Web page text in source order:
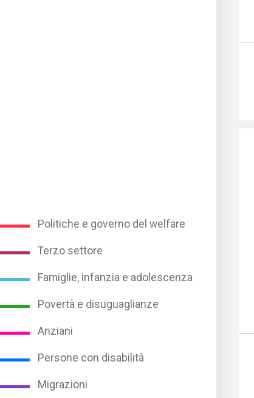
Politiche e governo del welfare
Terzo settore
Famiglie, infanzia e adolescenza
Povertà e disuguaglianze
Anziani
Persone con disabilità
Migrazioni